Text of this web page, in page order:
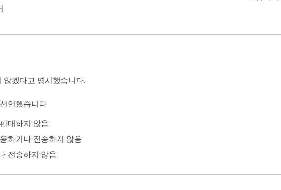
않겠다고 명시했습니다.
언했습니다
매하지 않음
하거나 전송하지 않음
전송하지 않음